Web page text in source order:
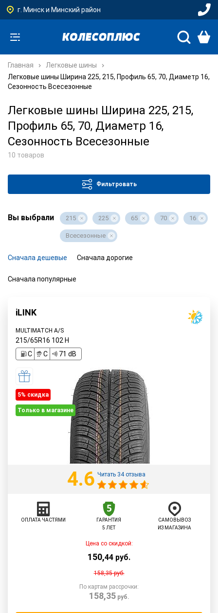
г. Минск и Минский район
Главная
Легковые шины
Легковые шины Ширина 225, 215, Профиль 65, 70, Диаметр 16,
Сезонность Всесезонные
Легковые шины Ширина 225, 215,
Профиль 65, 70, Диаметр 16,
Сезонность Всесезонные
10 товаров
Фильтровать
Вы выбрали 215 225 65 70 16
Всесезонные
Сначала дешевые Сначала дорогие
Сначала популярные
iLINK
MULTIMATCH A/S
215/65R16 102 H
C
C 71 dB
5% cкидка
Только в магазине
4.6 Читать 34 отзыва
ОПЛАТА ЧАСТЯМИ
ГАРАНТИЯ
5 ЛЕТ
САМОВЫВОЗ
ИЗ МАГАЗИНА
Цена со скидкой:
150,44 руб.
158,35руб.
По картам рассрочки:
158,35руб.